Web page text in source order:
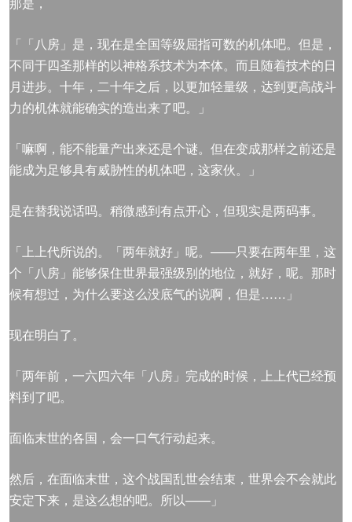
「「八房」是，现在是全国等级屈指可数的机体吧。但是，
不同于四圣那样的以神格系技术为本体。而且随着技术的日
月进步。十年，二十年之后，以更加轻量级，达到更高战斗
力的机体就能确实的造出来了吧。」
「嘛啊，能不能量产出来还是个谜。但在变成那样之前还是
能成为足够具有威胁性的机体吧，这家伙。」
是在替我说话吗。稍微感到有点开心，但现实是两码事。
「上上代所说的。「两年就好」呢。——只要在两年里，这
个「八房」能够保住世界最强级别的地位，就好，呢。那时
候有想过，为什么要这么没底气的说啊，但是……」
现在明白了。
「两年前，一六四六年「八房」完成的时候，上上代已经预
料到了吧。
面临末世的各国，会一口气行动起来。
然后，在面临末世，这个战国乱世会结束，世界会不会就此
安定下来，是这么想的吧。所以——」